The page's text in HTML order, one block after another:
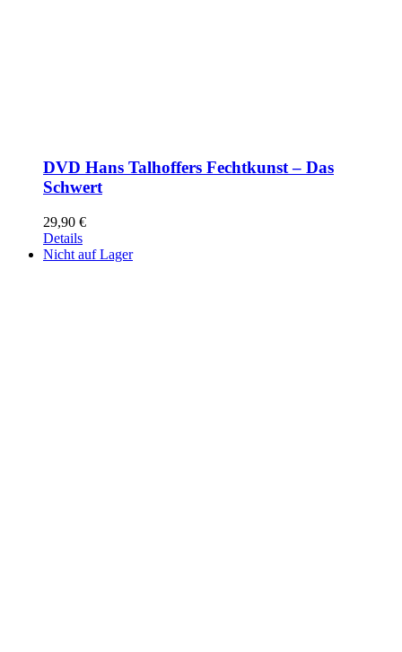
DVD Hans Talhoffers Fechtkunst – Das
Schwert
29,90 €
Details
Nicht auf Lager